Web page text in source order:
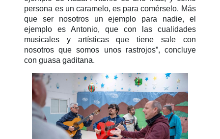
persona es un caramelo, es para comérselo. Más
que ser nosotros un ejemplo para nadie, el
ejemplo es Antonio, que con las cualidades
musicales y artísticas que tiene sale con
nosotros que somos unos rastrojos”, concluye
con guasa gaditana.